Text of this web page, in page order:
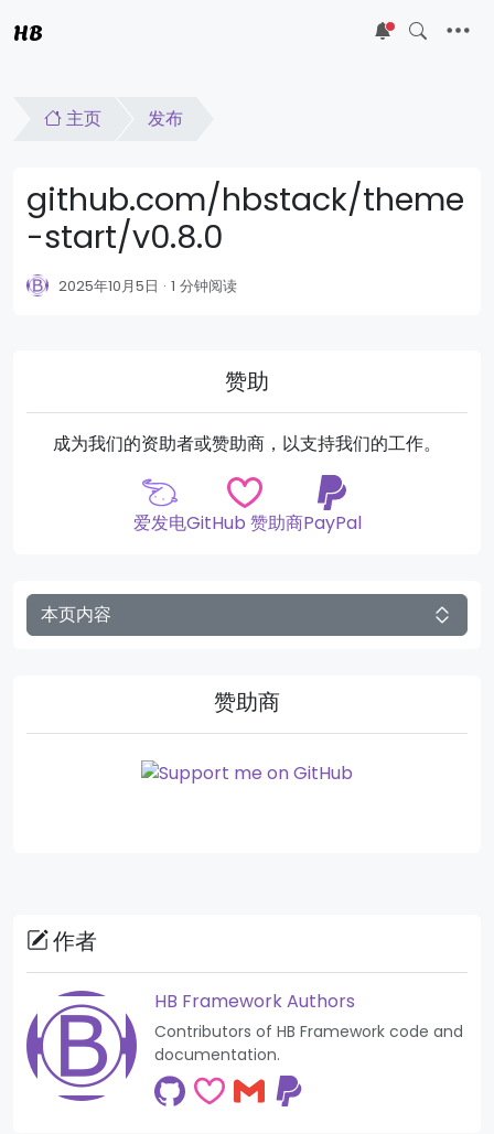
HB 5
主页 发布
github.com/hbstack/theme
-start/v0.8.0
2025年10月5日 1 分钟阅读
赞助
成为我们的资助者或赞助商，以支持我们的工作。
爱发电GitHub 赞助商PayPal
本页内容
赞助商
作者
HB Framework Authors
Contributors of HB Framework code and
documentation.